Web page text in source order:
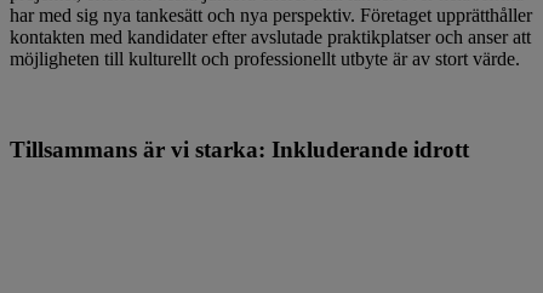
har med sig nya tankesätt och nya perspektiv. Företaget upprätthåller
kontakten med kandidater efter avslutade praktikplatser och anser att
möjligheten till kulturellt och professionellt utbyte är av stort värde.
Tillsammans är vi starka: Inkluderande idrott